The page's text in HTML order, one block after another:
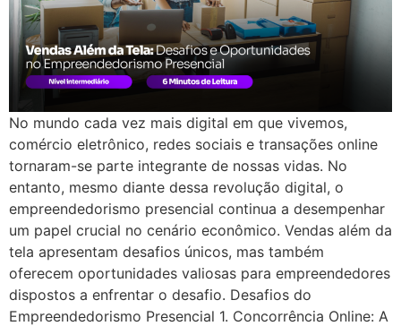
No mundo cada vez mais digital em que vivemos,
comércio eletrônico, redes sociais e transações online
tornaram-se parte integrante de nossas vidas. No
entanto, mesmo diante dessa revolução digital, o
empreendedorismo presencial continua a desempenhar
um papel crucial no cenário econômico. Vendas além da
tela apresentam desafios únicos, mas também
oferecem oportunidades valiosas para empreendedores
dispostos a enfrentar o desafio. Desafios do
Empreendedorismo Presencial 1. Concorrência Online: A